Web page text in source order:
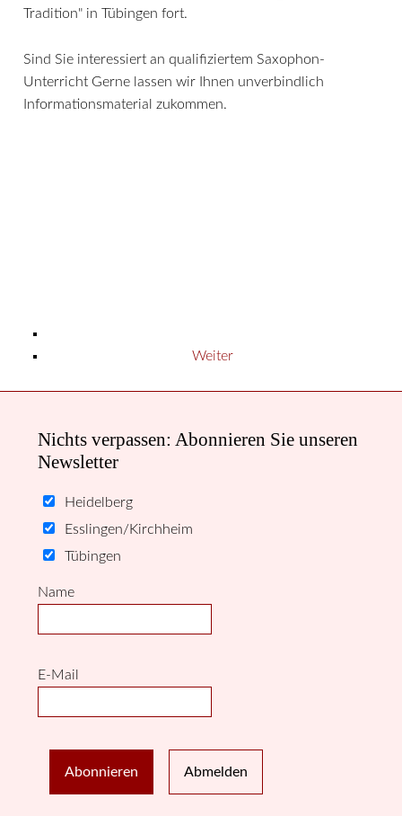
Tradition" in Tübingen fort.
Sind Sie interessiert an qualifiziertem Saxophon-
Unterricht Gerne lassen wir Ihnen unverbindlich
Informationsmaterial zukommen.
Weiter
Nichts verpassen: Abonnieren Sie unseren
Newsletter
Heidelberg
Esslingen/Kirchheim
Tübingen
Name
E-Mail
Abonnieren Abmelden